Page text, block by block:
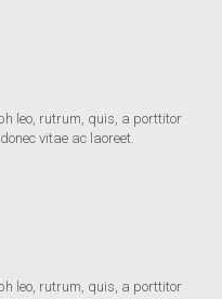
leo, rutrum, quis, a porttitor
vitae ac laoreet.
leo, rutrum, quis, a porttitor